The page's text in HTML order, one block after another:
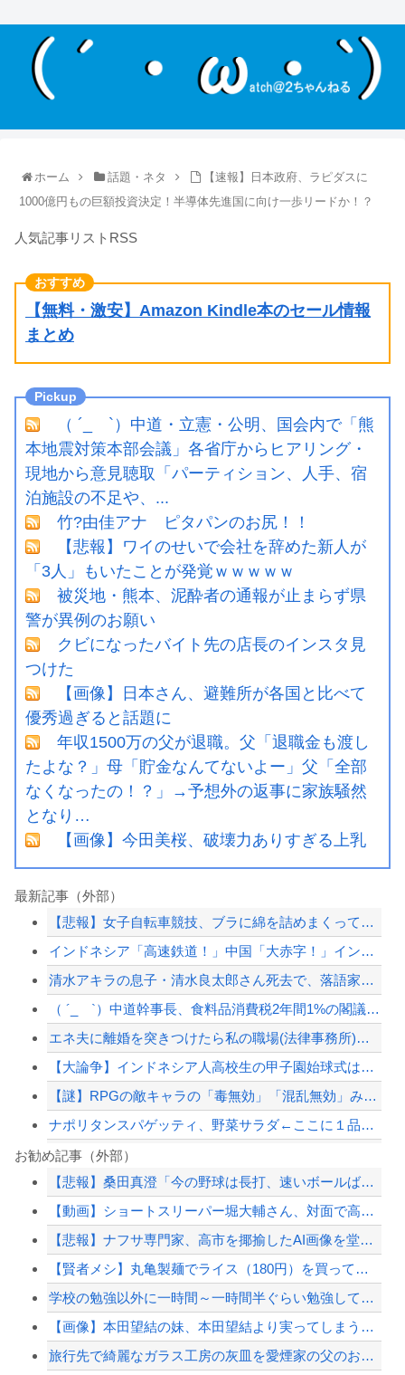
ホーム 話題・ネタ
【速報】日本政府、ラピダスに
1000億円もの巨額投資決定！半導体先進国に向け一歩リードか！？
人気記事リストRSS
【無料・激安】Amazon Kindle本のセール情報
まとめ
（ ´_ゝ`）中道・立憲・公明、国会内で「熊
本地震対策本部会議」各省庁からヒアリング・
現地から意見聴取「パーティション、人手、宿
泊施設の不足や、...
竹?由佳アナ ピタパンのお尻！！
【悲報】ワイのせいで会社を辞めた新人が
「3人」もいたことが発覚ｗｗｗｗｗ
被災地・熊本、泥酔者の通報が止まらず県
警が異例のお願い
クビになったバイト先の店長のインスタ見
つけた
【画像】日本さん、避難所が各国と比べて
優秀過ぎると話題に
年収1500万の父が退職。父「退職金も渡し
たよな？」母「貯金なんてないよー」父「全部
なくなったの！？」→予想外の返事に家族騒然
となり…
【画像】今田美桜、破壊力ありすぎる上乳
最新記事（外部）
【悲報】女子自転車競技、ブラに綿を詰めまくって空気抵抗を減らすチート技が発覚ｗｗ...
インドネシア「高速鉄道！」中国「大赤字！」インドネシア「運営会社の株式購入！（負...
清水アキラの息子・清水良太郎さん死去で、落語家・柳家小はだが「いじめ」「暴行」被...
（ ´_ゝ`）中道幹事長、食料品消費税2年間1%の閣議決定を批判 → 記者「中道...
エネ夫に離婚を突きつけたら私の職場(法律事務所)に乗り込んできた 堂々と「離婚の...
【大論争】インドネシア人高校生の甲子園始球式は「国際交流」か「政治利用」か
【謎】RPGの敵キャラの「毒無効」「混乱無効」みたいなのって冷静に考えるとおかし...
ナポリタンスパゲッティ、野菜サラダ←ここに１品加えて最強しろ
『ゴーストリコン ワイルドランズ』無料アプデ！
被災地・熊本、泥酔者の通報が止まらず県警が異例のお願い
被災地・熊本、泥酔者の通報が止まらず県警が異例のお願い
韓国警察、大韓サッカー協会を家宅捜索 代表監督選考巡り
【配信者】「金バエ」のSNS更新が1週間途絶え、様々な憶測が飛び交う。1週間ぶり...
【緊急速報】NYで警官が黒人男性の首を絞め、暴動第二波不可避へ
お勧め記事（外部）
【悲報】桑田真澄「今の野球は長打、速いボールばっか」
【動画】ショートスリーパー堀大輔さん、対面で高須幹弥氏にガチギレ 思ったよりも空...
【悲報】ナフサ専門家、高市を揶揄したAI画像を堂々と載せる （※画像あり）
【賢者メシ】丸亀製麺でライス（180円）を買って天かす乗っけてタレをかけて食うと...
学校の勉強以外に一時間～一時間半ぐらい勉強してるんだけどそんなもん？
【画像】本田望結の妹、本田望結より実ってしまうｗｗｗｗｗｗｗｗ
旅行先で綺麗なガラス工房の灰皿を愛煙家の父のお土産にしたんだけどダイソーでそっく...